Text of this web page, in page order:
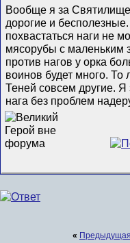
Вообще я за
дорогие и
похвастаться наги не
мясорубы с маленьким
против нагов у орка
воинов будет много. То
Теней совсем другие. Я
нага без проблем
«